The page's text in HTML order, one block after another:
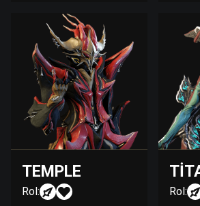
TEMPLE
Rol: Rol: